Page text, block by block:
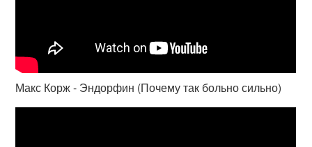
Макс Корж - Эндорфин (Почему так больно сильно)